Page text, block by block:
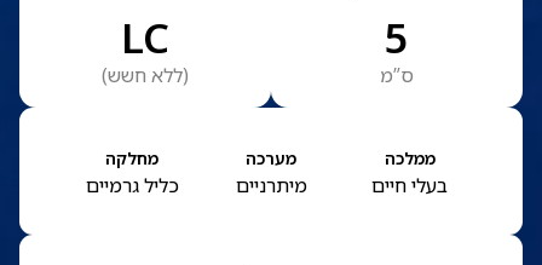
5
ס”מ
LC
(ללא חשש)
ממלכה
בעלי חיים
מערכה
מיתרניים
מחלקה
כליל גרמיים